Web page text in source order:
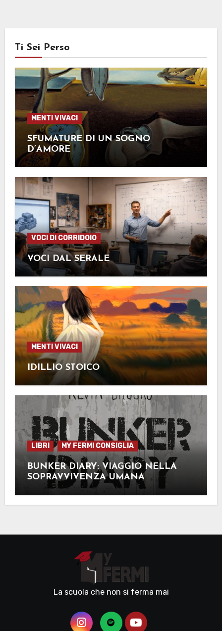
Ti Sei Perso
MENTI VIVACI
SFUMATURE DI UN SOGNO
D’AMORE
VOCI DI CORRIDOIO
VOCI DAL SERALE
MENTI VIVACI
IDILLIO STOICO
LIBRI MY FERMI CONSIGLIA
BUNKER DIARY: VIAGGIO NELLA
SOPRAVVIVENZA UMANA
La scuola che non si ferma mai